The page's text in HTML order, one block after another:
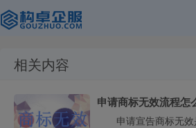
相关内容
申请商标无效流程怎